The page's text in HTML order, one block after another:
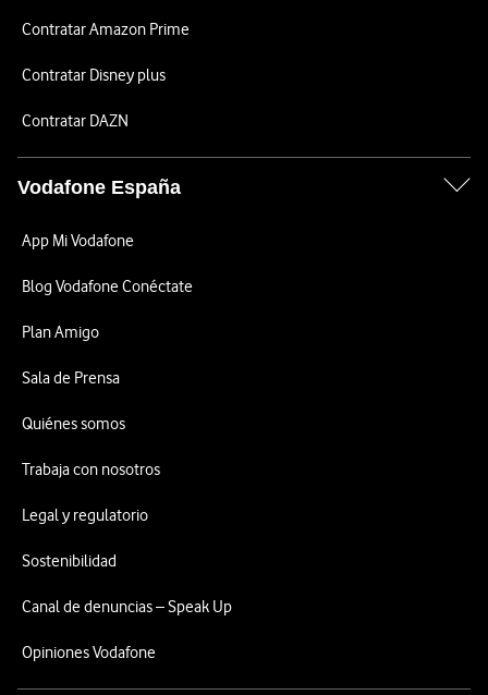
Contratar Amazon Prime
Contratar Disney plus
Contratar DAZN
Vodafone España
App Mi Vodafone
Blog Vodafone Conéctate
Plan Amigo
Sala de Prensa
Quiénes somos
Trabaja con nosotros
Legal y regulatorio
Sostenibilidad
Canal de denuncias – Speak Up
Opiniones Vodafone